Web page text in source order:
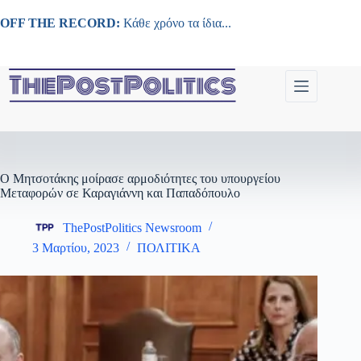
στο
OFF THE RECORD: Κάθε χρόνο τα ίδια...
Ο Μητσοτάκης μοίρασε αρμοδιότητες του υπουργείου
Μεταφορών σε Καραγιάννη και Παπαδόπουλο
ThePostPolitics Newsroom
3 Μαρτίου, 2023
ΠΟΛΙΤΙΚΑ